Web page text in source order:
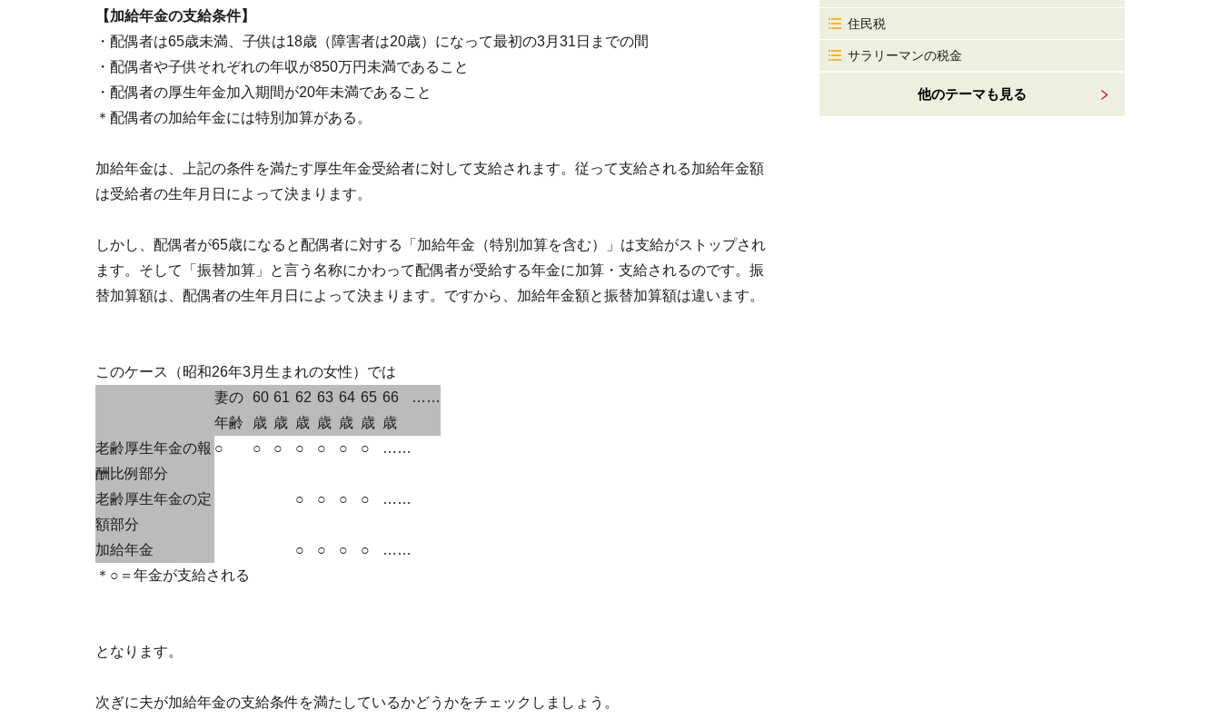
【加給年金の支給条件】
・配偶者は65歳未満、子供は18歳（障害者は20歳）になって最初の3月31日までの間
・配偶者や子供それぞれの年収が850万円未満であること
・配偶者の厚生年金加入期間が20年未満であること
＊配偶者の加給年金には特別加算がある。
加給年金は、上記の条件を満たす厚生年金受給者に対して支給されます。従って支給される加給年金額
は受給者の生年月日によって決まります。
しかし、配偶者が65歳になると配偶者に対する「加給年金（特別加算を含む）」は支給がストップされ
ます。そして「振替加算」と言う名称にかわって配偶者が受給する年金に加算・支給されるのです。振
替加算額は、配偶者の生年月日によって決まります。ですから、加給年金額と振替加算額は違います。
このケース（昭和26年3月生まれの女性）では
妻の
年齢
60
歳
61
歳
62
歳
63
歳
64
歳
65
歳
66
歳
……
老齢厚生年金の報
酬比例部分
○ ○ ○ ○ ○ ○ ○ ……
老齢厚生年金の定
額部分
○ ○ ○ ○ ……
加給年金 ○ ○ ○ ○
……
＊○＝年金が支給される
となります。
次ぎに夫が加給年金の支給条件を満たしているかどうかをチェックしましょう。
住民税
サラリーマンの税金
他のテーマも見る